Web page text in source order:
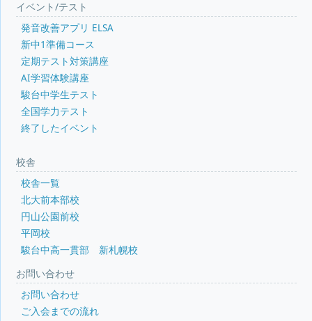
イベント/テスト
発音改善アプリ ELSA
新中1準備コース
定期テスト対策講座
AI学習体験講座
駿台中学生テスト
全国学力テスト
終了したイベント
校舎
校舎一覧
北大前本部校
円山公園前校
平岡校
駿台中高一貫部 新札幌校
お問い合わせ
お問い合わせ
ご入会までの流れ